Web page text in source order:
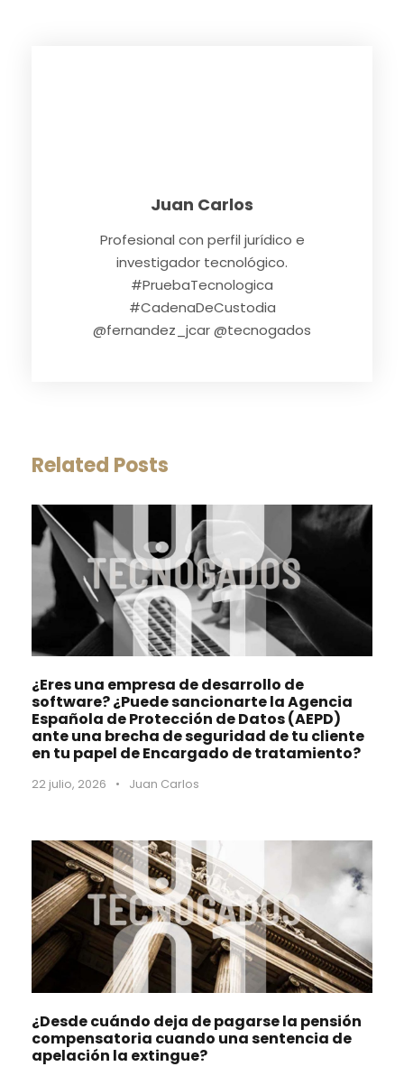
Juan Carlos
Profesional con perfil jurídico e
investigador tecnológico.
#PruebaTecnologica
#CadenaDeCustodia
@fernandez_jcar @tecnogados
Related Posts
¿Eres una empresa de desarrollo de
software? ¿Puede sancionarte la Agencia
Española de Protección de Datos (AEPD)
ante una brecha de seguridad de tu cliente
en tu papel de Encargado de tratamiento?
22 julio, 2026 • Juan Carlos
¿Desde cuándo deja de pagarse la pensión
compensatoria cuando una sentencia de
apelación la extingue?